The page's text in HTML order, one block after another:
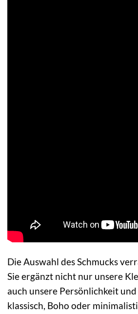
Die Auswahl des Schmucks
Sie ergänzt nicht nur unsere
auch unsere Persönlichkeit
klassisch, Boho oder